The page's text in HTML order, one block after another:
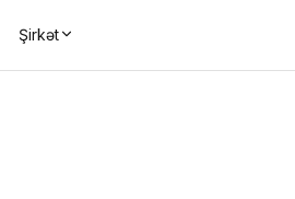
Şirkət